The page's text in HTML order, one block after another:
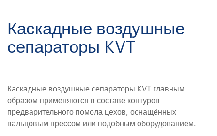
Каскадные воздушные
сепараторы KVT
Каскадные воздушные сепараторы KVT главным
образом применяются в составе контуров
предварительного помола цехов, оснащённых
вальцовым прессом или подобным оборудованием.